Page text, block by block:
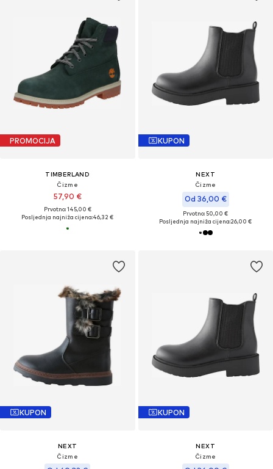
PROMOCIJA
TIMBERLAND
Čizme
57,90 €
Prvotno: 145,00 €
Posljednja najniža cijena:46,32 €
KUPON
NEXT
Čizme
Od 36,00 €
Prvotno: 50,00 €
Posljednja najniža cijena:26,00 €
KUPON
NEXT
Čizme
KUPON
NEXT
Čizme